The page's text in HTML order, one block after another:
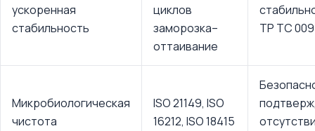
ускоренная
стабильность
циклов
заморозка–
оттаивание
ТР ТС
Микробиологическая
чистота
ISO 21149, ISO
16212, ISO 18415